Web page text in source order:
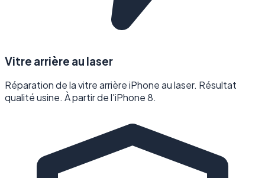
Vitre arrière au laser
Réparation de la vitre arrière iPhone au laser. Résultat
qualité usine. À partir de l'iPhone 8.